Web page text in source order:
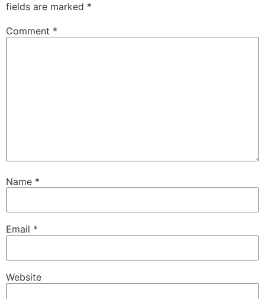
fields are marked *
Comment *
Name *
Email *
Website